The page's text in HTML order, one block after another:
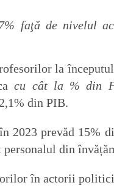
faţă de nivelul
la
cu cât la % din
din PIB.
2023 prevăd 15%
din
în actorii